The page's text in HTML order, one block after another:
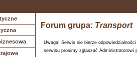
Forum grupa: Transport
Uwaga! Serwis nie bierze
serwisu prosimy zgłaszać Administratorowi